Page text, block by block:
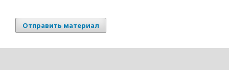
Отправить материал